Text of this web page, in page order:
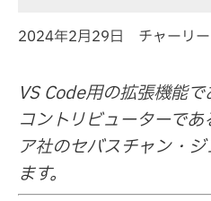
2024年2月29日 チャーリー
VS Code用の拡張機能
コントリビューターで
ア社のセバスチャン・
ます。